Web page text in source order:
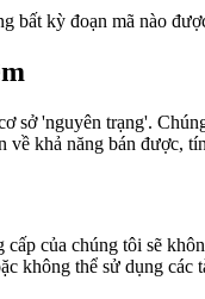
bất kỳ đoạn mã nào
sở 'nguyên trạng'.
khả năng bán được,
của chúng tôi sẽ
không thể sử dụng các